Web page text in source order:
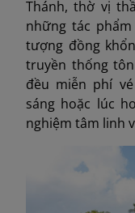
Thánh, thờ vị
những tác
tượng đồng
truyền thống
đều miễn phí
sáng hoặc lúc
nghiệm tâm linh